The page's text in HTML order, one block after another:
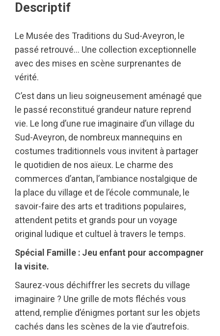
Descriptif
Le Musée des Traditions du Sud-Aveyron, le
passé retrouvé… Une collection exceptionnelle
avec des mises en scène surprenantes de
vérité.
C’est dans un lieu soigneusement aménagé que
le passé reconstitué grandeur nature reprend
vie. Le long d’une rue imaginaire d’un village du
Sud-Aveyron, de nombreux mannequins en
costumes traditionnels vous invitent à partager
le quotidien de nos aïeux. Le charme des
commerces d’antan, l’ambiance nostalgique de
la place du village et de l’école communale, le
savoir-faire des arts et traditions populaires,
attendent petits et grands pour un voyage
original ludique et cultuel à travers le temps.
Spécial Famille : Jeu enfant pour accompagner
la visite.
Saurez-vous déchiffrer les secrets du village
imaginaire ? Une grille de mots fléchés vous
attend, remplie d’énigmes portant sur les objets
cachés dans les scènes de la vie d’autrefois.